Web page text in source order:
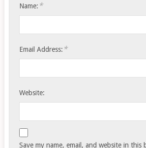
Name: *
Email Address: *
Website:
Save my name, email, and website in this